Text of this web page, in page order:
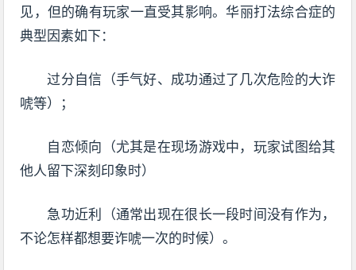
见，但的确有玩家一直受其影响。华丽打法综合症的
典型因素如下：
过分自信（手气好、成功通过了几次危险的大诈
唬等）；
自恋倾向（尤其是在现场游戏中，玩家试图给其
他人留下深刻印象时）
急功近利（通常出现在很长一段时间没有作为，
不论怎样都想要诈唬一次的时候）。